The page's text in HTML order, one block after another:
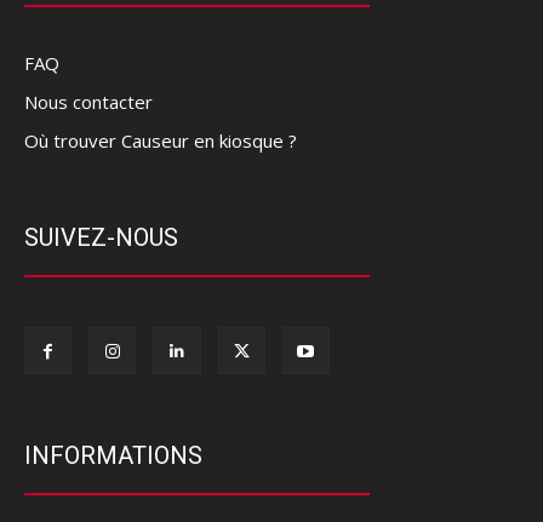
FAQ
Nous contacter
Où trouver Causeur en kiosque ?
SUIVEZ-NOUS
INFORMATIONS